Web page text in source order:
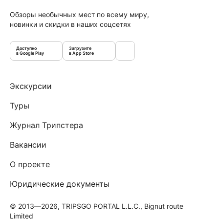
Обзоры необычных мест по всему миру,
новинки и скидки в наших соцсетях
Доступно
в Google Play
Загрузите
в App Store
Экскурсии
Туры
Журнал Трипстера
Вакансии
О проекте
Юридические документы
© 2013—2026, TRIPSGO PORTAL L.L.C., Bignut route
Limited